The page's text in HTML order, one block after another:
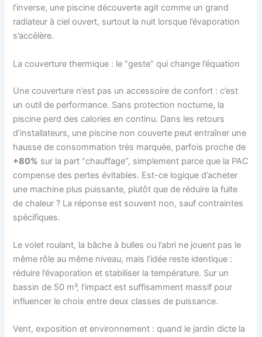
l’inverse, une piscine découverte agit comme un grand
radiateur à ciel ouvert, surtout la nuit lorsque l’évaporation
s’accélère.
La couverture thermique : le “geste” qui change l’équation
Une couverture n’est pas un accessoire de confort : c’est
un outil de performance. Sans protection nocturne, la
piscine perd des calories en continu. Dans les retours
d’installateurs, une piscine non couverte peut entraîner une
hausse de consommation très marquée, parfois proche de
+80% sur la part “chauffage”, simplement parce que la PAC
compense des pertes évitables. Est-ce logique d’acheter
une machine plus puissante, plutôt que de réduire la fuite
de chaleur ? La réponse est souvent non, sauf contraintes
spécifiques.
Le volet roulant, la bâche à bulles ou l’abri ne jouent pas le
même rôle au même niveau, mais l’idée reste identique :
réduire l’évaporation et stabiliser la température. Sur un
bassin de 50 m³, l’impact est suffisamment massif pour
influencer le choix entre deux classes de puissance.
Vent, exposition et environnement : quand le jardin dicte la